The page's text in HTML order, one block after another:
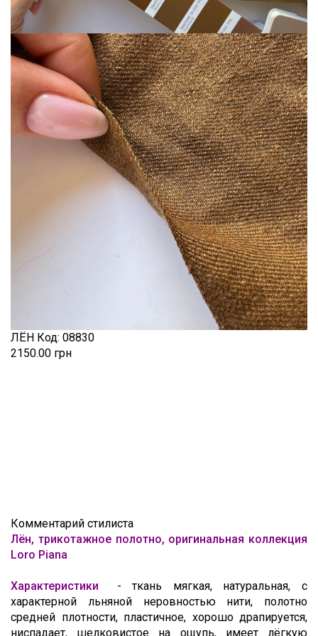
Шитьё
Шифон
Штапель
Экокожа
ЛЁН Код: 08830
2150.00 грн
Комментарий стилиста
Лён, трикотажное полотно, оригинальная коллекция
Loro Piana
Характеристики
- ткань мягкая, натуральная, с
характерной льняной неровностью нити, полотно
средней плотности, пластичное, хорошо драпируется,
ниспадает, шелковистое на ощупь, имеет лёгкую